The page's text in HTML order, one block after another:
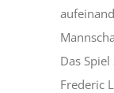
Das
Frederic